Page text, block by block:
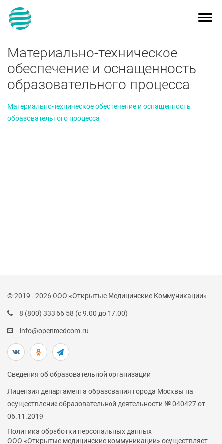
Материально-техническое
обеспечение и оснащенность
образовательного процесса
Материально-техническое обеспечение и оснащенность
образовательного процесса
© 2019 - 2026 ООО «Открытые Медицинские Коммуникации»
8 (800) 333 66 58 (с 9.00 до 17.00)
info@openmedcom.ru
Сведения об образовательной организации
Лицензия департамента образования города Москвы на
осуществление образовательной деятельности № 040427 от
06.11.2019
Политика обработки персональных данных
ООО «Открытые медицинские коммуникации» осуществляет